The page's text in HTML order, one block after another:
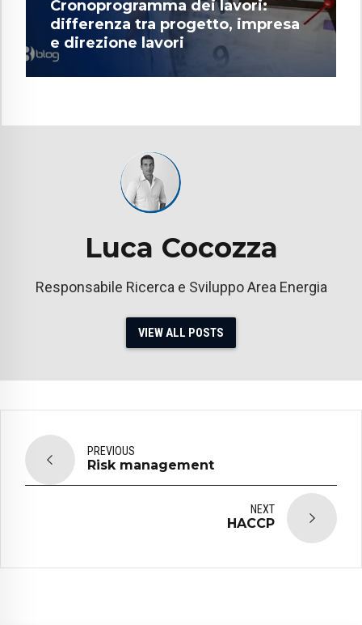
Cronoprogramma dei lavori:
differenza tra progetto, impresa
e direzione lavori
Luca Cocozza
Responsabile Ricerca e Sviluppo Area Energia
VIEW ALL POSTS
PREVIOUS
Risk management
NEXT
HACCP